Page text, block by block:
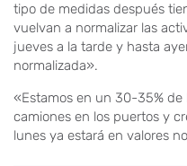
tipo de medidas después
vuelvan a normalizar las
jueves a la tarde y hasta
normalizada».
«Estamos en un 30-35%
camiones en los puertos y
lunes ya estará en valores